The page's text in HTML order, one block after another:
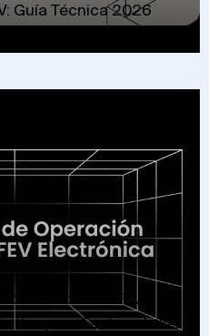
Guía Técnica 2026
Salud en la FEV
para Facturadores